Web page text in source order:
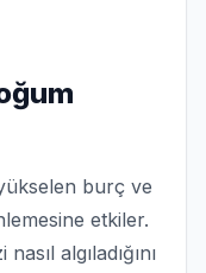
burç ve
etkiler.
algıladığını